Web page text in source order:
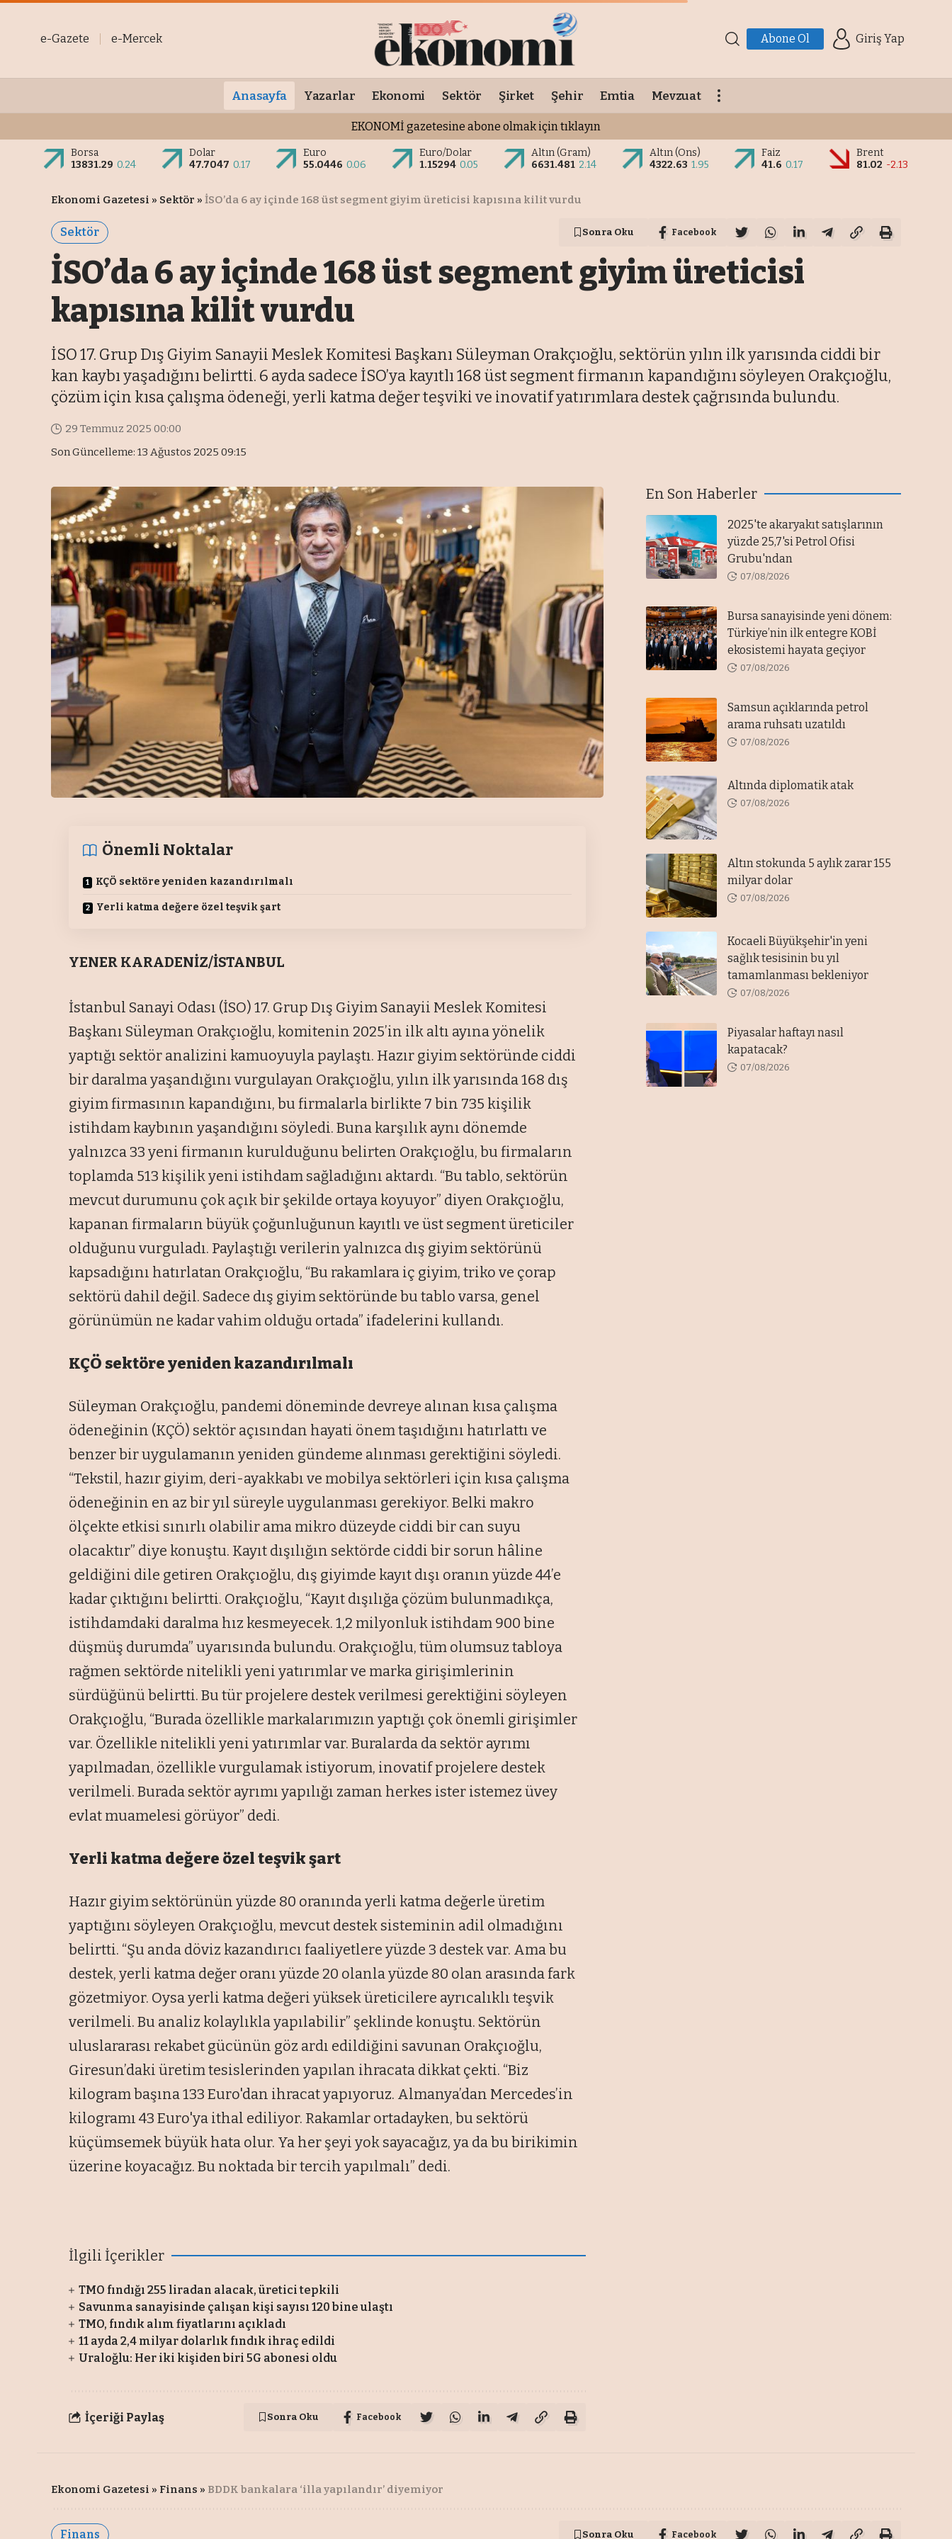
e-Gazete e-Mercek Abone Ol Giriş Yap
Anasayfa Yazarlar Ekonomi Sektör Şirket Şehir Emtia Mevzuat
EKONOMİ gazetesine abone olmak için tıklayın
Borsa
13831.29 0.24
Dolar
47.7047 0.17
Euro
55.0446 0.06
Euro/Dolar
1.15294 0.05
Altın (Gram)
6631.481 2.14
Altın (Ons)
4322.63 1.95
Faiz
41.6 0.17
Brent
81.02 -2.13
Ekonomi Gazetesi » Sektör » İSO’da 6 ay içinde 168 üst segment giyim üreticisi kapısına kilit vurdu
Sektör Sonra Oku Facebook
İSO’da 6 ay içinde 168 üst segment giyim üreticisi
kapısına kilit vurdu
İSO 17. Grup Dış Giyim Sanayii Meslek Komitesi Başkanı Süleyman Orakçıoğlu, sektörün yılın ilk yarısında ciddi bir
kan kaybı yaşadığını belirtti. 6 ayda sadece İSO’ya kayıtlı 168 üst segment firmanın kapandığını söyleyen Orakçıoğlu,
çözüm için kısa çalışma ödeneği, yerli katma değer teşviki ve inovatif yatırımlara destek çağrısında bulundu.
Son Güncelleme: 13 Ağustos 2025 09:15
29 Temmuz 2025 00:00
Önemli Noktalar
KÇÖ sektöre yeniden kazandırılmalı
Yerli katma değere özel teşvik şart
YENER KARADENİZ/İSTANBUL
İstanbul Sanayi Odası (İSO) 17. Grup Dış Giyim Sanayii Meslek Komitesi
Başkanı Süleyman Orakçıoğlu, komitenin 2025’in ilk altı ayına yönelik
yaptığı sektör analizini kamuoyuyla paylaştı. Hazır giyim sektöründe ciddi
bir daralma yaşandığını vurgulayan Orakçıoğlu, yılın ilk yarısında 168 dış
giyim firmasının kapandığını, bu firmalarla birlikte 7 bin 735 kişilik
istihdam kaybının yaşandığını söyledi. Buna karşılık aynı dönemde
yalnızca 33 yeni firmanın kurulduğunu belirten Orakçıoğlu, bu firmaların
toplamda 513 kişilik yeni istihdam sağladığını aktardı. “Bu tablo, sektörün
mevcut durumunu çok açık bir şekilde ortaya koyuyor” diyen Orakçıoğlu,
kapanan firmaların büyük çoğunluğunun kayıtlı ve üst segment üreticiler
olduğunu vurguladı. Paylaştığı verilerin yalnızca dış giyim sektörünü
kapsadığını hatırlatan Orakçıoğlu, “Bu rakamlara iç giyim, triko ve çorap
sektörü dahil değil. Sadece dış giyim sektöründe bu tablo varsa, genel
görünümün ne kadar vahim olduğu ortada” ifadelerini kullandı.
KÇÖ sektöre yeniden kazandırılmalı
Süleyman Orakçıoğlu, pandemi döneminde devreye alınan kısa çalışma
ödeneğinin (KÇÖ) sektör açısından hayati önem taşıdığını hatırlattı ve
benzer bir uygulamanın yeniden gündeme alınması gerektiğini söyledi.
“Tekstil, hazır giyim, deri-ayakkabı ve mobilya sektörleri için kısa çalışma
ödeneğinin en az bir yıl süreyle uygulanması gerekiyor. Belki makro
ölçekte etkisi sınırlı olabilir ama mikro düzeyde ciddi bir can suyu
olacaktır” diye konuştu. Kayıt dışılığın sektörde ciddi bir sorun hâline
geldiğini dile getiren Orakçıoğlu, dış giyimde kayıt dışı oranın yüzde 44’e
kadar çıktığını belirtti. Orakçıoğlu, “Kayıt dışılığa çözüm bulunmadıkça,
istihdamdaki daralma hız kesmeyecek. 1,2 milyonluk istihdam 900 bine
düşmüş durumda” uyarısında bulundu. Orakçıoğlu, tüm olumsuz tabloya
rağmen sektörde nitelikli yeni yatırımlar ve marka girişimlerinin
sürdüğünü belirtti. Bu tür projelere destek verilmesi gerektiğini söyleyen
Orakçıoğlu, “Burada özellikle markalarımızın yaptığı çok önemli girişimler
var. Özellikle nitelikli yeni yatırımlar var. Buralarda da sektör ayrımı
yapılmadan, özellikle vurgulamak istiyorum, inovatif projelere destek
verilmeli. Burada sektör ayrımı yapılığı zaman herkes ister istemez üvey
evlat muamelesi görüyor” dedi.
Yerli katma değere özel teşvik şart
Hazır giyim sektörünün yüzde 80 oranında yerli katma değerle üretim
yaptığını söyleyen Orakçıoğlu, mevcut destek sisteminin adil olmadığını
belirtti. “Şu anda döviz kazandırıcı faaliyetlere yüzde 3 destek var. Ama bu
destek, yerli katma değer oranı yüzde 20 olanla yüzde 80 olan arasında fark
gözetmiyor. Oysa yerli katma değeri yüksek üreticilere ayrıcalıklı teşvik
verilmeli. Bu analiz kolaylıkla yapılabilir” şeklinde konuştu. Sektörün
uluslararası rekabet gücünün göz ardı edildiğini savunan Orakçıoğlu,
Giresun’daki üretim tesislerinden yapılan ihracata dikkat çekti. “Biz
kilogram başına 133 Euro'dan ihracat yapıyoruz. Almanya’dan Mercedes’in
kilogramı 43 Euro'ya ithal ediliyor. Rakamlar ortadayken, bu sektörü
küçümsemek büyük hata olur. Ya her şeyi yok sayacağız, ya da bu birikimin
üzerine koyacağız. Bu noktada bir tercih yapılmalı” dedi.
İlgili İçerikler
TMO fındığı 255 liradan alacak, üretici tepkili
Savunma sanayisinde çalışan kişi sayısı 120 bine ulaştı
TMO, fındık alım fiyatlarını açıkladı
11 ayda 2,4 milyar dolarlık fındık ihraç edildi
Uraloğlu: Her iki kişiden biri 5G abonesi oldu
İçeriği Paylaş Sonra Oku Facebook
En Son Haberler
2025'te akaryakıt satışlarının
yüzde 25,7'si Petrol Ofisi
Grubu'ndan
07/08/2026
Bursa sanayisinde yeni dönem:
Türkiye’nin ilk entegre KOBİ
ekosistemi hayata geçiyor
07/08/2026
Samsun açıklarında petrol
arama ruhsatı uzatıldı
07/08/2026
Altında diplomatik atak
07/08/2026
Altın stokunda 5 aylık zarar 155
milyar dolar
07/08/2026
Kocaeli Büyükşehir'in yeni
sağlık tesisinin bu yıl
tamamlanması bekleniyor
07/08/2026
Piyasalar haftayı nasıl
kapatacak?
07/08/2026
Ekonomi Gazetesi » Finans » BDDK bankalara ‘illa yapılandır’ diyemiyor
Finans Sonra Oku Facebook